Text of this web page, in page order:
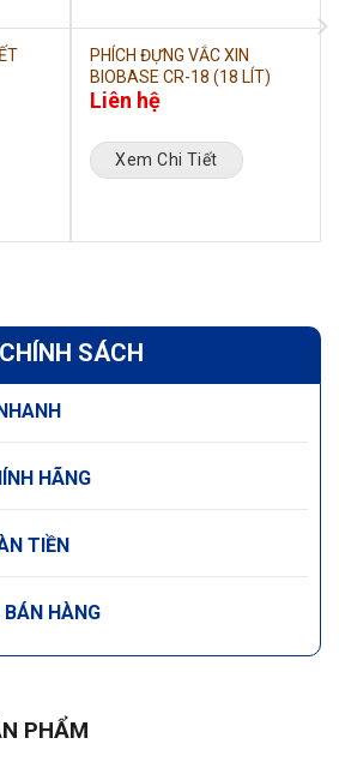
PHÍCH ĐỰNG VẮC XIN
BIOBASE CR-18 (18 LÍT)
Liên hệ
Xem Chi Tiết
CHÍNH SÁCH
HÃNG
TIỀN
BÁN HÀNG
PHẨM